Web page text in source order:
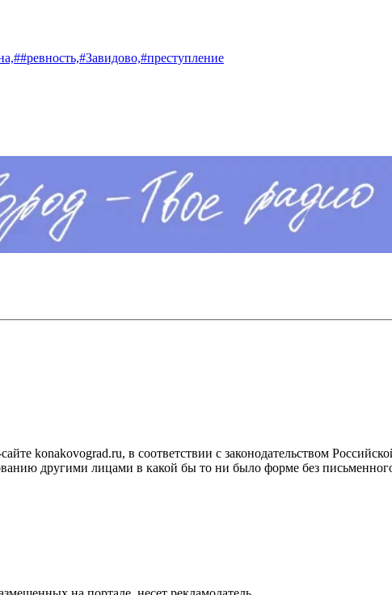
##ревность,#Завидово,#преступление
konakovograd.ru, в соответствии с законодательством
другими лицами в какой бы то ни было форме без письменного